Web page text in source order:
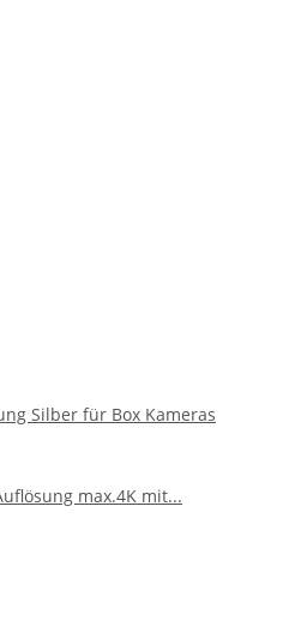
Silber für Box Kameras